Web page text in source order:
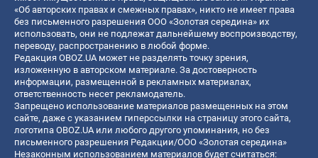
«Об авторских правах и смежных правах», никто не имеет права
без письменного разрешения ООО «Золотая середина» их
использовать, они не подлежат дальнейшему воспроизводству,
переводу, распространению в любой форме.
Редакция OBOZ.UA может не разделять точку зрения,
изложенную в авторском материале. За достоверность
информации, размещенной в рекламных материалах,
ответственность несет рекламодатель.
Запрещено использование материалов размещенных на этом
сайте, даже с указанием гиперссылки на страницу этого сайта,
логотипа OBOZ.UA или любого другого упоминания, но без
письменного разрешения Редакции/ООО «Золотая середина»
Незаконным использованием материалов будет считаться: